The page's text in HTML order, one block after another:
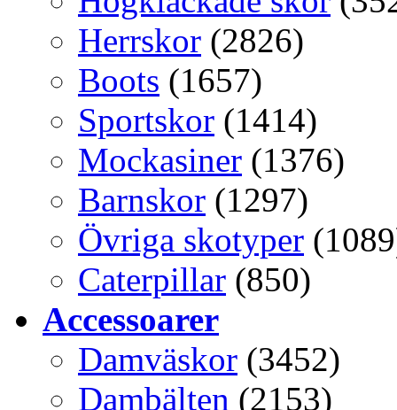
Herrskor (2826)
Boots (1657)
Sportskor (1414)
Mockasiner (1376)
Barnskor (1297)
Övriga skotyper
Caterpillar (850)
Accessoarer
Damväskor (3452)
Dambälten (2153)